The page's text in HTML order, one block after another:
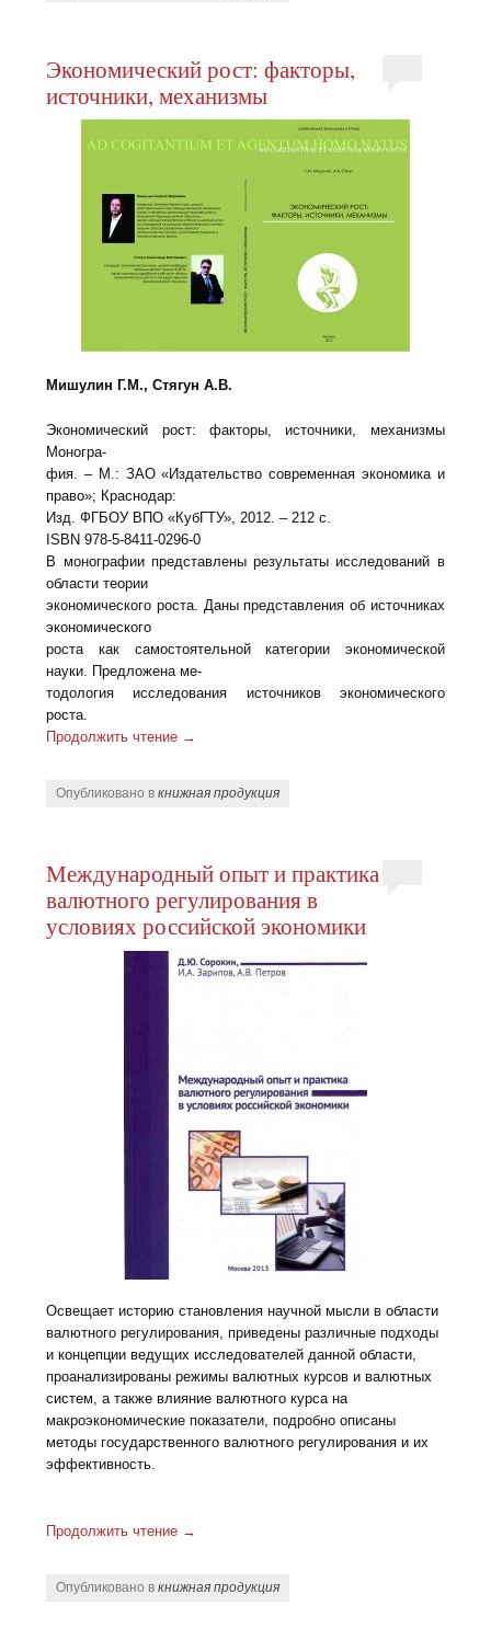
Экономический рост: факторы,
источники, механизмы
Мишулин Г.М., Стягун А.В.
Экономический рост: факторы, источники, механизмы
Моногра-
фия. – М.: ЗАО «Издательство современная экономика и
право»; Краснодар:
Изд. ФГБОУ ВПО «КубГТУ», 2012. – 212 с.
ISBN 978-5-8411-0296-0
В монографии представлены результаты исследований в
области теории
экономического роста. Даны представления об источниках
экономического
роста как самостоятельной категории экономической
науки. Предложена ме-
тодология исследования источников экономического
роста.
Продолжить чтение →
Опубликовано вкнижная продукция
Международный опыт и практика
валютного регулирования в
условиях российской экономики
Освещает историю становления научной мысли в области
валютного регулирования, приведены различные подходы
и концепции ведущих исследователей данной области,
проанализированы режимы валютных курсов и валютных
систем, а также влияние валютного курса на
макроэкономические показатели, подробно описаны
методы государственного валютного регулирования и их
эффективность.
Продолжить чтение →
Опубликовано вкнижная продукция